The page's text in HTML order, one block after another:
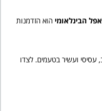
הבינלאומי הוא הזדמנות
ועשיר בטעמים. לצדו